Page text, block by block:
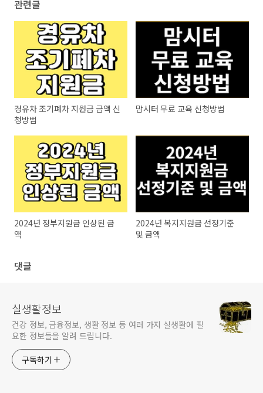
관련글
경유차 조기폐차 지원금 금액 신
청방법
맘시터 무료 교육 신청방법
2024년 정부지원금 인상된 금
액
2024년 복지지원금 선정기준
및 금액
댓글
실생활정보
건강 정보, 금융정보, 생활 정보 등 여러 가지 실생활에 필
요한 정보들을 알려 드립니다.
구독하기